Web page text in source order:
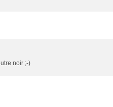
noir ;-)